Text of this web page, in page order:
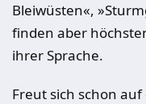
Bleiwüsten«,
finden aber
ihrer Sprache.
Freut sich schon